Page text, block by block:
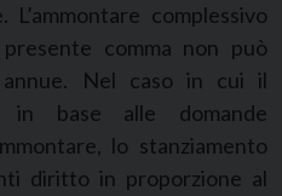
complessivo
comma non può
Nel caso in cui il
in base alle domande
lo stanziamento
diritto in proporzione al